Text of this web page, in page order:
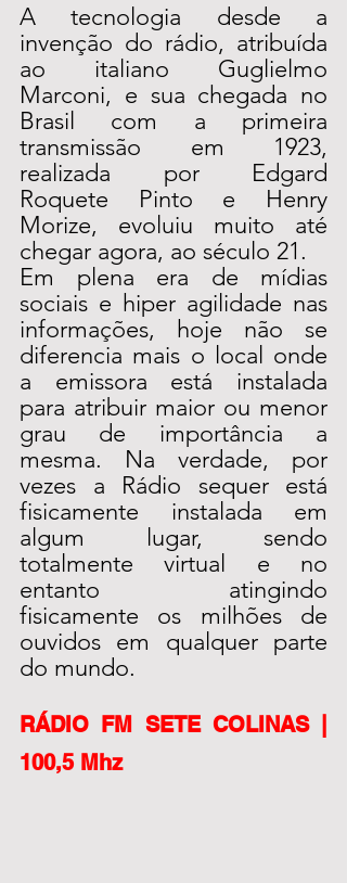
A tecnologia desde a
invenção do rádio, atribuída
ao italiano Guglielmo
Marconi, e sua chegada no
Brasil com a primeira
transmissão em 1923,
realizada por Edgard
Roquete Pinto e Henry
Morize, evoluiu muito até
chegar agora, ao século 21.
Em plena era de mídias
sociais e hiper agilidade nas
informações, hoje não se
diferencia mais o local onde
a emissora está instalada
para atribuir maior ou menor
grau de importância a
mesma. Na verdade, por
vezes a Rádio sequer está
fisicamente instalada em
algum lugar, sendo
totalmente virtual e no
entanto atingindo
fisicamente os milhões de
ouvidos em qualquer parte
do mundo.
RÁDIO FM SETE COLINAS |
100,5 Mhz